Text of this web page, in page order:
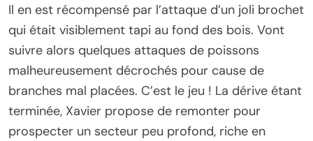
Il en est récompensé par l’attaque d’un joli brochet
qui était visiblement tapi au fond des bois. Vont
suivre alors quelques attaques de poissons
malheureusement décrochés pour cause de
branches mal placées. C’est le jeu ! La dérive étant
terminée, Xavier propose de remonter pour
prospecter un secteur peu profond, riche en